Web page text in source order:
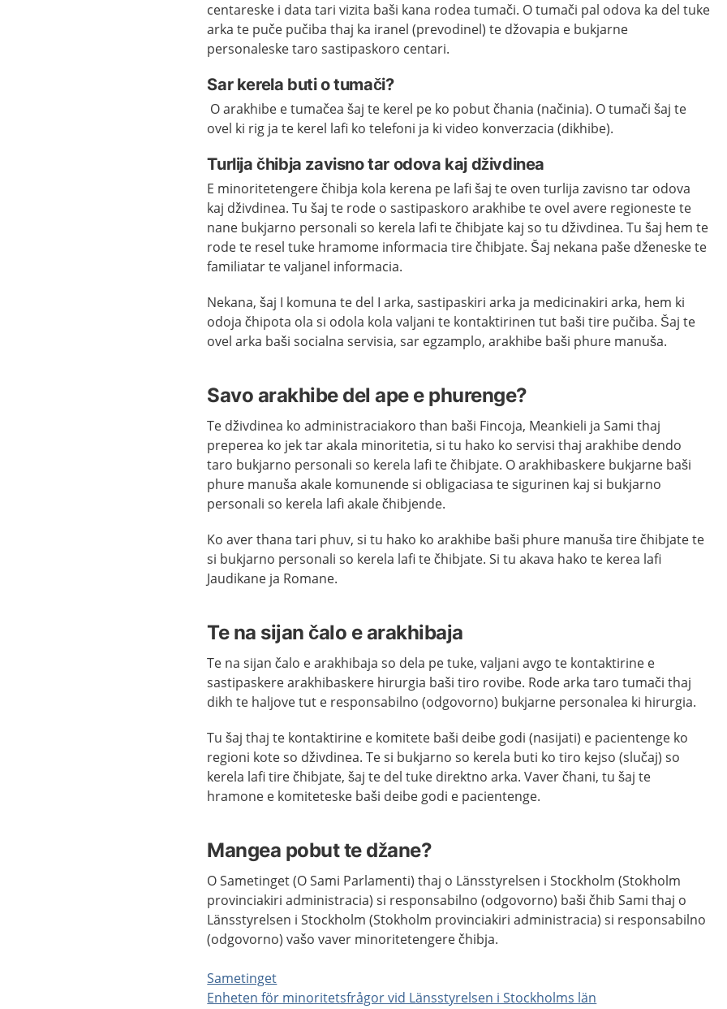
centareske i data tari vizita baši kana rodea tumači. O tumači pal odova ka del tuke
arka te puče pučiba thaj ka iranel (prevodinel) te džovapia e bukjarne
personaleske taro sastipaskoro centari.
Sar kerela buti o tumači?
O arakhibe e tumačea šaj te kerel pe ko pobut čhania (načinia). O tumači šaj te
ovel ki rig ja te kerel lafi ko telefoni ja ki video konverzacia (dikhibe).
Turlija čhibja zavisno tar odova kaj dživdinea
E minoritetengere čhibja kola kerena pe lafi šaj te oven turlija zavisno tar odova
kaj dživdinea. Tu šaj te rode o sastipaskoro arakhibe te ovel avere regioneste te
nane bukjarno personali so kerela lafi te čhibjate kaj so tu dživdinea. Tu šaj hem te
rode te resel tuke hramome informacia tire čhibjate. Šaj nekana paše dženeske te
familiatar te valjanel informacia.
Nekana, šaj I komuna te del I arka, sastipaskiri arka ja medicinakiri arka, hem ki
odoja čhipota ola si odola kola valjani te kontaktirinen tut baši tire pučiba. Šaj te
ovel arka baši socialna servisia, sar egzamplo, arakhibe baši phure manuša.
Savo arakhibe del ape e phurenge?
Te dživdinea ko administraciakoro than baši Fincoja, Meankieli ja Sami thaj
preperea ko jek tar akala minoritetia, si tu hako ko servisi thaj arakhibe dendo
taro bukjarno personali so kerela lafi te čhibjate. O arakhibaskere bukjarne baši
phure manuša akale komunende si obligaciasa te sigurinen kaj si bukjarno
personali so kerela lafi akale čhibjende.
Ko aver thana tari phuv, si tu hako ko arakhibe baši phure manuša tire čhibjate te
si bukjarno personali so kerela lafi te čhibjate. Si tu akava hako te kerea lafi
Jaudikane ja Romane.
Te na sijan čalo e arakhibaja
Te na sijan čalo e arakhibaja so dela pe tuke, valjani avgo te kontaktirine e
sastipaskere arakhibaskere hirurgia baši tiro rovibe. Rode arka taro tumači thaj
dikh te haljove tut e responsabilno (odgovorno) bukjarne personalea ki hirurgia.
Tu šaj thaj te kontaktirine e komitete baši deibe godi (nasijati) e pacientenge ko
regioni kote so dživdinea. Te si bukjarno so kerela buti ko tiro kejso (slučaj) so
kerela lafi tire čhibjate, šaj te del tuke direktno arka. Vaver čhani, tu šaj te
hramone e komiteteske baši deibe godi e pacientenge.
Mangea pobut te džane?
O Sametinget (O Sami Parlamenti) thaj o Länsstyrelsen i Stockholm (Stokholm
provinciakiri administracia) si responsabilno (odgovorno) baši čhib Sami thaj o
Länsstyrelsen i Stockholm (Stokholm provinciakiri administracia) si responsabilno
(odgovorno) vašo vaver minoritetengere čhibja.
Sametinget
Enheten för minoritetsfrågor vid Länsstyrelsen i Stockholms län